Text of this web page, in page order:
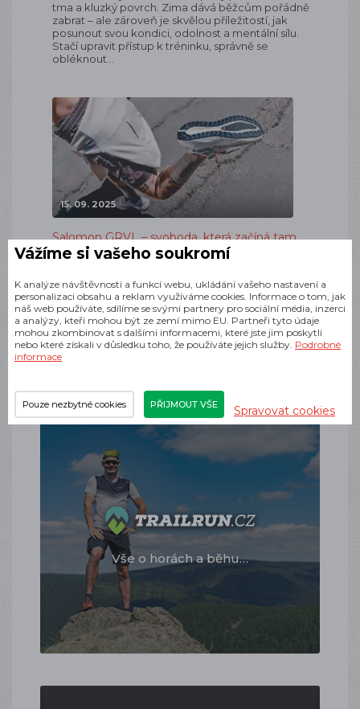
tma a kluzký povrch. Zima dává běžcům pořádně
zabrat – ale zároveň je skvělou příležitostí, jak
posunout svou kondici, odolnost a mentální sílu.
Stačí upravit přístup k tréninku, správně se
obléknout…
15. 09. 2025
Salomon GRVL – svoboda, která začíná tam,
kde končí asfalt
po pár kilometrech tě cesta zavede na
cyklostezku, a najednou jsi mezi poli, kde asfalt mizí
a pod nohama křupe šotolina. V tu chvíli stojíš před
volbou – buď si boty užijí pohodlný asfalt, nebo
odolají…
Vše o horách a běhu…
Vážíme si vašeho soukromí
K analýze návštěvnosti a funkcí webu, ukládání vašeho nastavení a
personalizaci obsahu a reklam využíváme cookies. Informace o tom, jak
náš web používáte, sdílíme se svými partnery pro sociální média, inzerci
a analýzy, kteří mohou být ze zemí mimo EU. Partneři tyto údaje
mohou zkombinovat s dalšími informacemi, které jste jim poskytli
nebo které získali v důsledku toho, že používáte jejich služby. Podrobné
informace
Pouze nezbytné cookies PŘIJMOUT VŠE Spravovat cookies